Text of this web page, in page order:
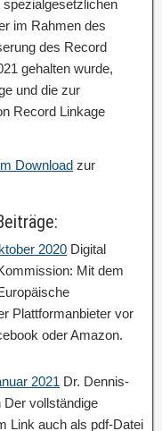
im Rahmen des
des Record
gehalten wurde,
und die zur
Record Linkage
Download zur
2020 Digital
Mit dem
Plattformanbieter vor
oder Amazon.
2021 Dr. Dennis-
Der vollständige
Link auch als pdf-Datei